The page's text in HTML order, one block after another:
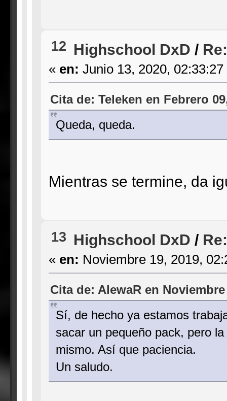
12 Highschool DxD /
« en: Junio 13, 2020, 02:33:27
Cita de: Teleken en Febrero
Queda, queda.
Mientras se termine, da
13 Highschool DxD /
« en: Noviembre 19, 2019,
Cita de: AlewaR en
Sí, de hecho ya estamos
sacar un pequeño pack, pero
mismo. Así que paciencia.
Un saludo.